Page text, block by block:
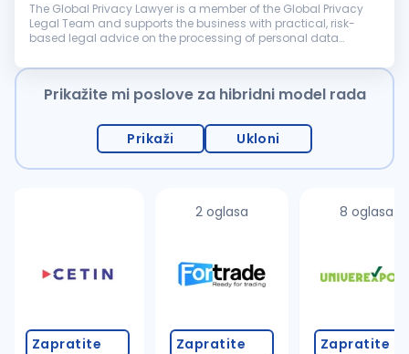
The Global Privacy Lawyer is a member of the Global Privacy
Legal Team and supports the business with practical, risk-
based legal advice on the processing of personal data
Information S...
Prikažite mi poslove za hibridni model rada
Prikaži Ukloni
Zapratite
2 oglasa
Zapratite
8 oglasa
Zapratite